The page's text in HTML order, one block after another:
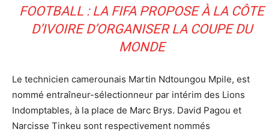
FOOTBALL : LA FIFA PROPOSE À LA CÔTE
D’IVOIRE D’ORGANISER LA COUPE DU
MONDE
Le technicien camerounais Martin Ndtoungou Mpile, est
nommé entraîneur-sélectionneur par intérim des Lions
Indomptables, à la place de Marc Brys. David Pagou et
Narcisse Tinkeu sont respectivement nommés